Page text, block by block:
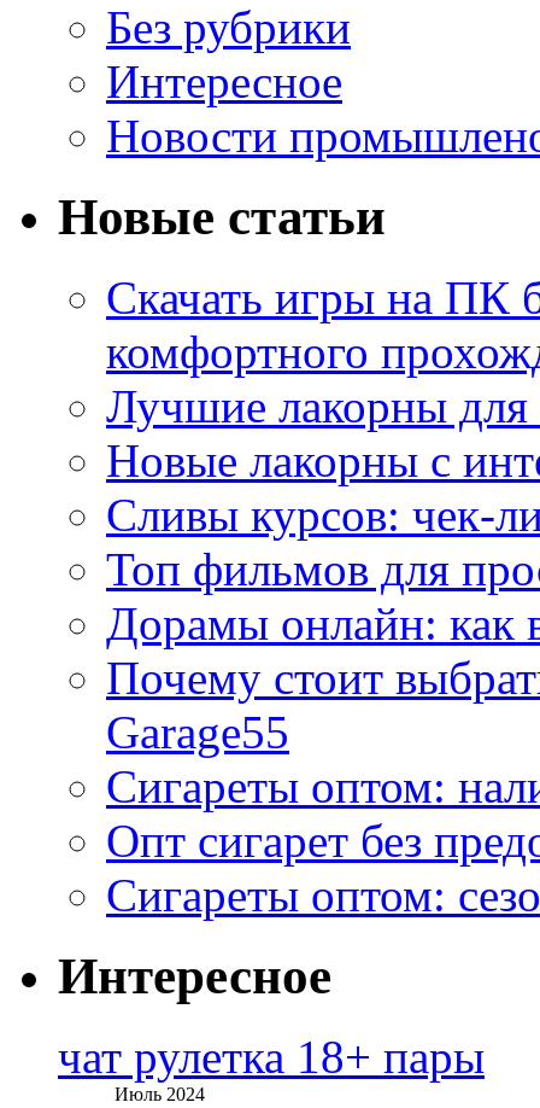
Без рубрики
Интересное
Новости
Новые статьи
Скачать игры на ПК
комфортного
Лучшие лакорны для
Новые лакорны с
Сливы курсов: чек-
Топ фильмов для
Дорамы онлайн: как
Почему стоит
Garage55
Сигареты оптом:
Опт сигарет без
Сигареты оптом:
Интересное
чат рулетка 18+ пары
Июль 2024